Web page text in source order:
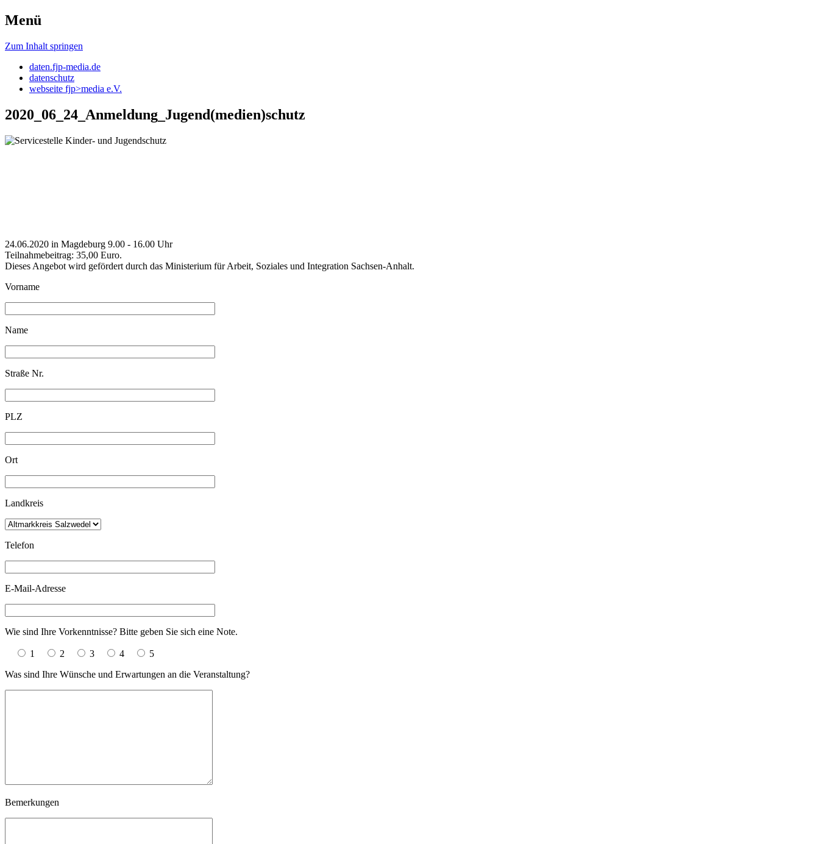
Menü
Zum Inhalt springen
daten.fjp-media.de
datenschutz
webseite fjp>media e.V.
2020_06_24_Anmeldung_Jugend(medien)schutz
24.06.2020 in Magdeburg 9.00 - 16.00 Uhr
Teilnahmebeitrag: 35,00 Euro.
Dieses Angebot wird gefördert durch das Ministerium für Arbeit, Soziales und Integration Sachsen-Anhalt.
Vorname
Name
Straße Nr.
PLZ
Ort
Landkreis
Telefon
E-Mail-Adresse
Wie sind Ihre Vorkenntnisse? Bitte geben Sie sich eine Note.
1 2 3 4
5
Was sind Ihre Wünsche und Erwartungen an die Veranstaltung?
Bemerkungen